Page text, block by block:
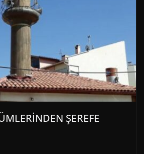
ŞEREFE